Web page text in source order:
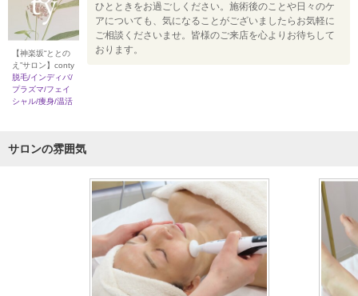
【神楽坂“ととの
え”サロン】conty
脱毛/インディバ/
プラズマ/フェイ
シャル/痩身/温活
ひとときをお過ごしください。施術後のことや日々のケ
アについても、気になることがございましたらお気軽に
ご相談くださいませ。皆様のご来店を心よりお待ちして
おります。
サロンの雰囲気